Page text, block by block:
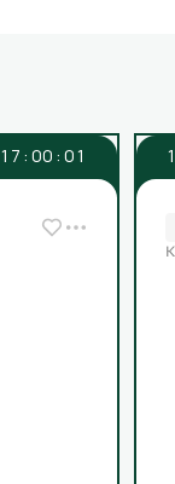
1 7 : 00 : 01